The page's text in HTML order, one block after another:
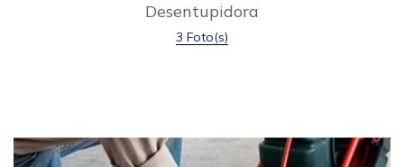
Desentupidora
3 Foto(s)